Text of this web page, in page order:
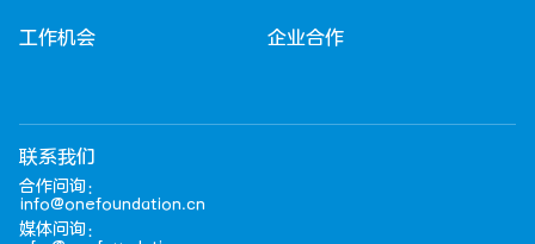
工作机会 企业合作
联系我们
合作问询：
info@onefoundation.cn
媒体问询：